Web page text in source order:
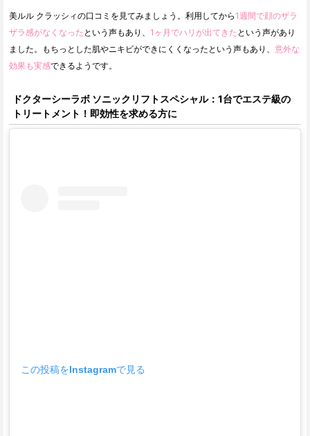
美ルル クラッシィの口コミを見てみましょう。利用してから1週間で顔のザラ
ザラ感がなくなった という声もあり、 1ヶ月でハリが出てきた という声があり
ました。もちっとした肌やニキビができにくくなったという声もあり、 意外な
効果も実感できるようです。
ドクターシーラボ ソニックリフトスペシャル：1台でエステ級の
トリートメント！即効性を求める方に
この投稿をInstagramで見る